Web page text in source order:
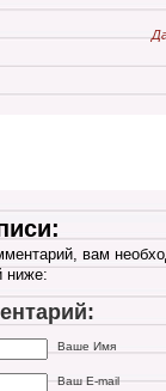
вам
ниже:
Ваше Имя
Ваш E-mail